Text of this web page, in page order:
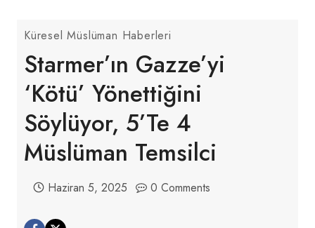
Küresel Müslüman Haberleri
Starmer’ın Gazze’yi
‘kötü’ Yönettiğini
Söylüyor, 5’te 4
Müslüman Temsilci
Haziran 5, 2025 0 Comments